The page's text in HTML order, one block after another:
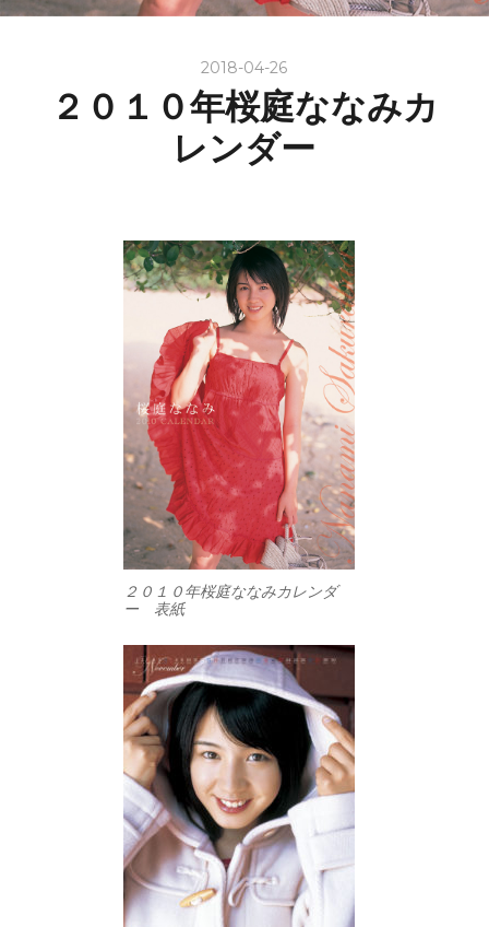
2018-04-26
２０１０年桜庭ななみカ
レンダー
２０１０年桜庭ななみカレンダ
ー 表紙